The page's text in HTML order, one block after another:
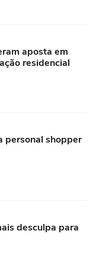
aposta em
residencial
personal shopper
desculpa para